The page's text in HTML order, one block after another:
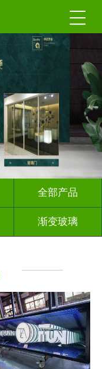
全部产品
渐变玻璃